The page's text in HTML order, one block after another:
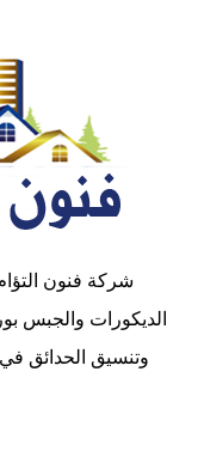
شركة فنون
الديكورات والجبس
وتنسيق الحدائق